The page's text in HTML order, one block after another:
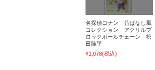
名探偵コナン 昔ばなし風
コレクション アクリルブ
ロックボールチェーン 松
田陣平
¥1,078(税込)